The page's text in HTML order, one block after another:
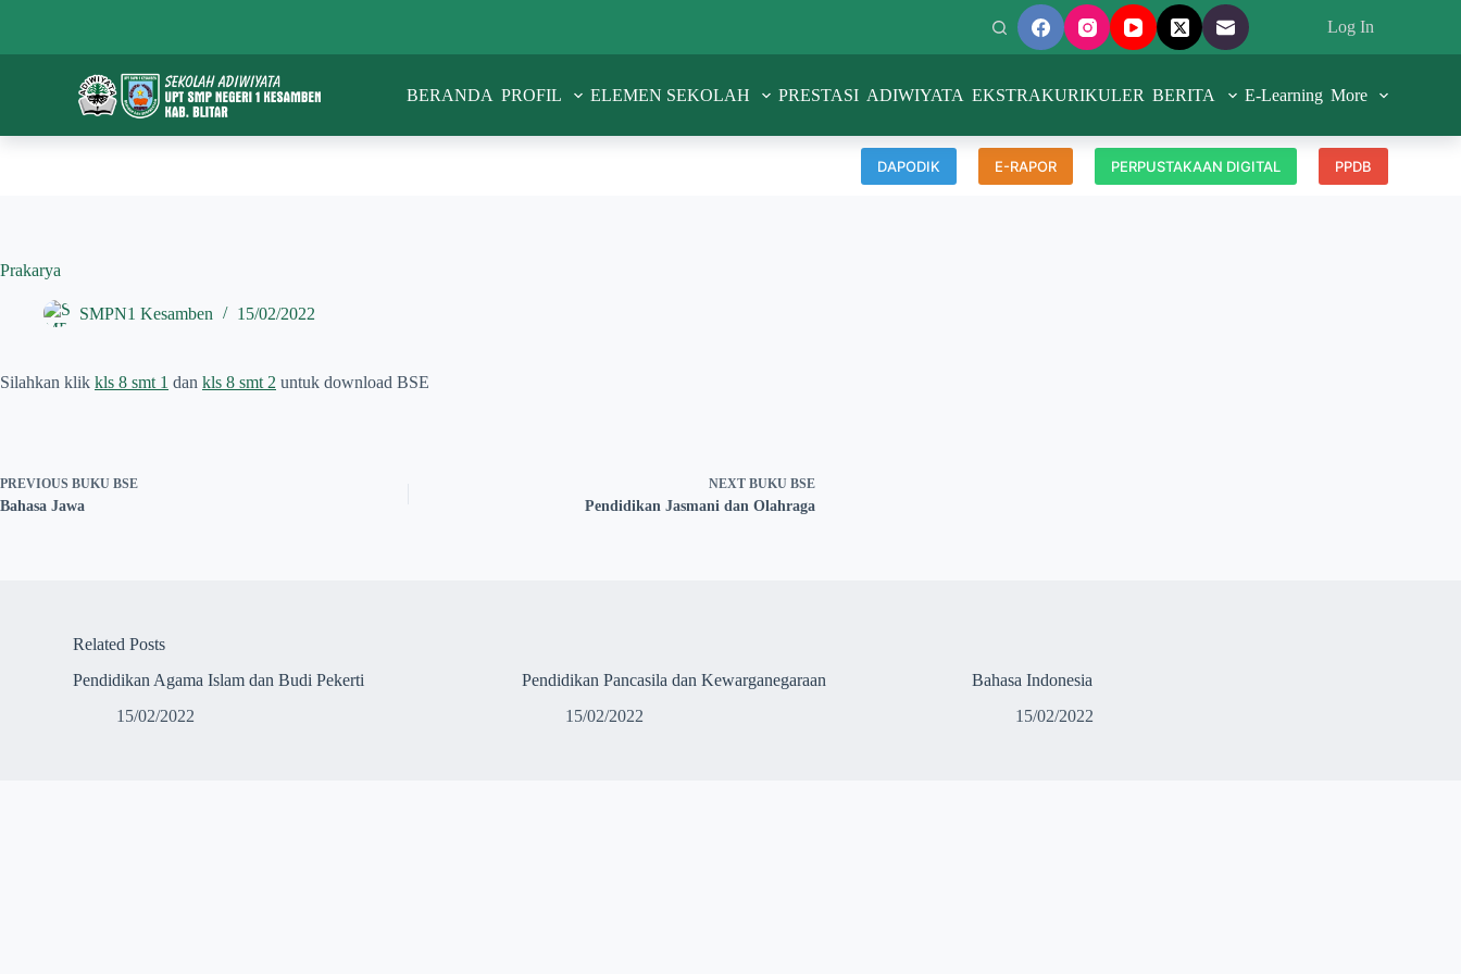
i
c
Log In
BERANDA PROFIL ELEMEN SEKOLAH PRESTASI ADIWIYATA EKSTRAKURIKULER BERITA E-Learning More
DAPODIK E-RAPOR PERPUSTAKAAN DIGITAL PPDB
Prakarya
SMPN1 Kesamben 15/02/2022
Silahkan klik kls 8 smt 1 dan kls 8 smt 2 untuk download BSE
PREVIOUS BUKU BSE
Bahasa Jawa
NEXT BUKU BSE
Pendidikan Jasmani dan Olahraga
Related Posts
Pendidikan Agama Islam dan Budi Pekerti
15/02/2022
Pendidikan Pancasila dan Kewarganegaraan
15/02/2022
Bahasa Indonesia
15/02/2022